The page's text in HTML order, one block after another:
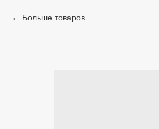
Больше товаров